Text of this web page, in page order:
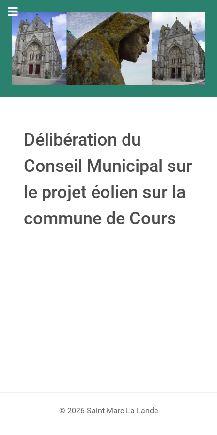
Délibération du
Conseil Municipal sur
le projet éolien sur la
commune de Cours
© 2026 Saint-Marc La Lande